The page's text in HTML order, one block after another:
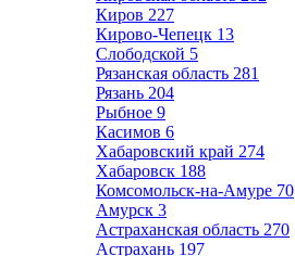
Киров 227
Кирово-Чепецк 13
Слободской 5
Рязанская область 281
Рязань 204
Рыбное 9
Касимов 6
Хабаровский край 274
Хабаровск 188
Комсомольск-на-Амуре 70
Амурск 3
Астраханская область 270
Астрахань 197